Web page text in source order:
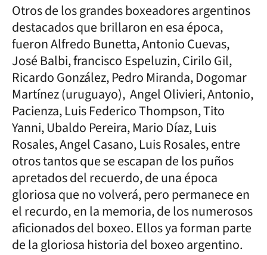
Otros de los grandes boxeadores argentinos
destacados que brillaron en esa época,
fueron Alfredo Bunetta, Antonio Cuevas,
José Balbi, francisco Espeluzin, Cirilo Gil,
Ricardo González, Pedro Miranda, Dogomar
Martínez (uruguayo), Angel Olivieri, Antonio,
Pacienza, Luis Federico Thompson, Tito
Yanni, Ubaldo Pereira, Mario Díaz, Luis
Rosales, Angel Casano, Luis Rosales, entre
otros tantos que se escapan de los puños
apretados del recuerdo, de una época
gloriosa que no volverá, pero permanece en
el recurdo, en la memoria, de los numerosos
aficionados del boxeo. Ellos ya forman parte
de la gloriosa historia del boxeo argentino.